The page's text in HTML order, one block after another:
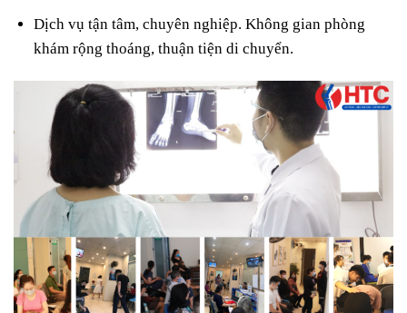
Dịch vụ tận tâm, chuyên nghiệp. Không gian phòng
khám rộng thoáng, thuận tiện di chuyển.